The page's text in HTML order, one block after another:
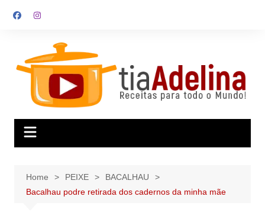
Home PEIXE
BACALHAU
Bacalhau podre retirada dos cadernos da minha mãe